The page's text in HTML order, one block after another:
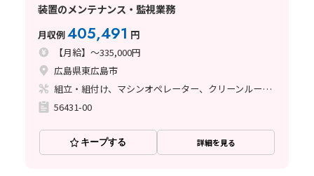
装置のメンテナンス・監視業務
月収例405,491 円
【月給】～335,000円
広島県東広島市
組立・組付け、マシンオペレーター、クリーンルーム、清掃・洗浄、メンテナンス・保全
56431-00
キープする 詳細を見る